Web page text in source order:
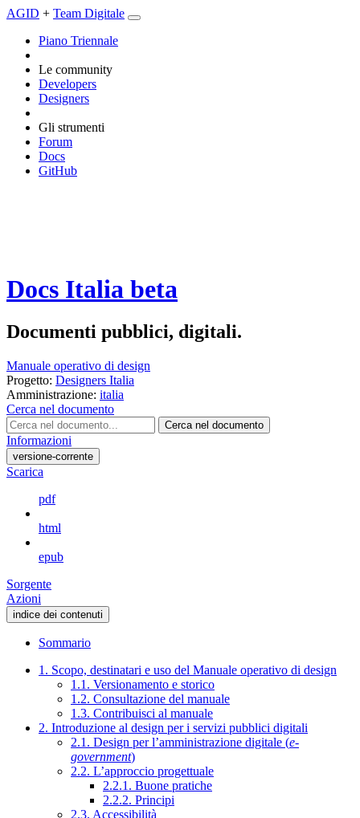
AGID + Team Digitale
Piano Triennale
Le community
Developers
Designers
Gli strumenti
Forum
Docs
GitHub
Docs Italia beta
Documenti pubblici, digitali.
Manuale operativo di design
Progetto: Designers Italia
Amministrazione: italia
Cerca nel documento
Cerca nel documento
Informazioni
versione-corrente
Scarica
pdf
html
epub
Sorgente
Azioni
indice dei contenuti
Sommario
1. Scopo, destinatari e uso del Manuale operativo di design
1.1. Versionamento e storico
1.2. Consultazione del manuale
1.3. Contribuisci al manuale
2. Introduzione al design per i servizi pubblici digitali
2.1. Design per l’amministrazione digitale (e-
government)
2.2. L’approccio progettuale
2.2.1. Buone pratiche
2.2.2. Principi
2.3. Accessibilità